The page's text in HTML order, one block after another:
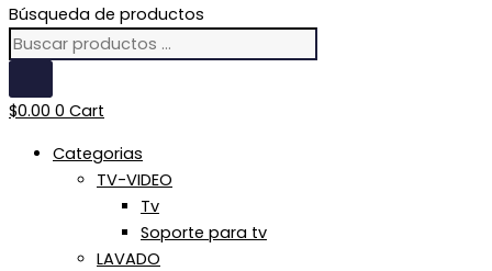
Búsqueda de productos
$0.00 0 Cart
Categorias
TV-VIDEO
Tv
Soporte para tv
LAVADO